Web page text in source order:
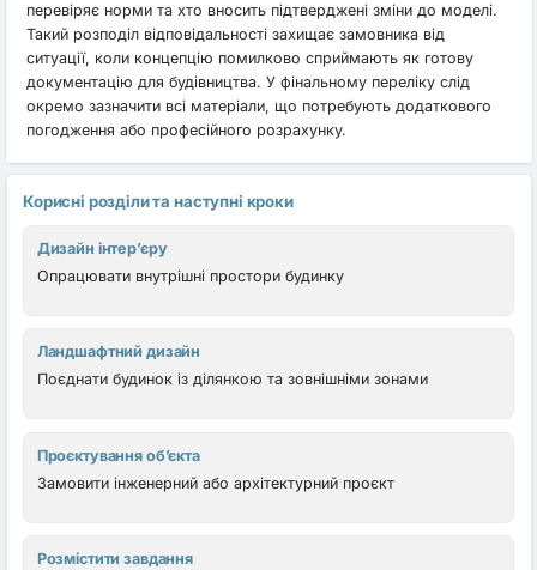
перевіряє норми та хто вносить підтверджені зміни до моделі.
Такий розподіл відповідальності захищає замовника від
ситуації, коли концепцію помилково сприймають як готову
документацію для будівництва. У фінальному переліку слід
окремо зазначити всі матеріали, що потребують додаткового
погодження або професійного розрахунку.
Корисні розділи та наступні кроки
Дизайн інтер’єру
Опрацювати внутрішні простори будинку
Ландшафтний дизайн
Поєднати будинок із ділянкою та зовнішніми зонами
Проєктування об’єкта
Замовити інженерний або архітектурний проєкт
Розмістити завдання